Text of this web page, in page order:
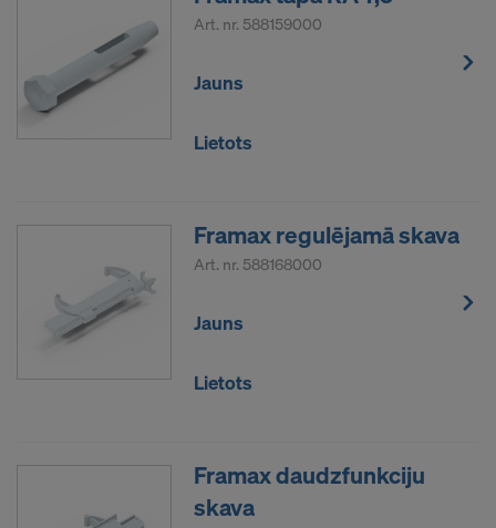
Art. nr. 588159000
Jauns
Lietots
Framax regulējamā skava
Art. nr. 588168000
Jauns
Lietots
Framax daudzfunkciju
skava